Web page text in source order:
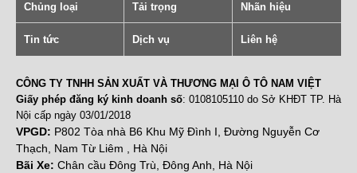
Chủng loại Tải trọng Nhãn hiệu
Tin tức Dịch vụ Liên hệ
CÔNG TY TNHH SẢN XUẤT VÀ THƯƠNG MẠI Ô TÔ NAM VIỆT
Giấy phép đăng ký kinh doanh số: 0108105110 do Sở KHĐT TP. Hà
Nội cấp ngày 03/01/2018
VPGD: P802 Tòa nhà B6 Khu Mỹ Đình I, Đường Nguyễn Cơ
Thạch, Nam Từ Liêm , Hà Nội
Bãi Xe: Chân cầu Đông Trù, Đông Anh, Hà Nội